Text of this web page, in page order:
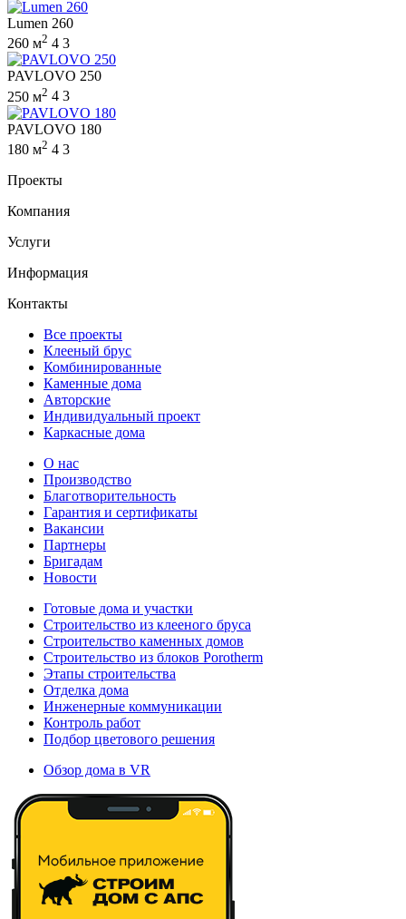
Lumen 260
260 м2 4 3
PAVLOVO 250
250 м2 4 3
PAVLOVO 180
180 м2 4 3
Проекты
Компания
Услуги
Информация
Контакты
Все проекты
Клееный брус
Комбинированные
Каменные дома
Авторские
Индивидуальный проект
Каркасные дома
О нас
Производство
Благотворительность
Гарантия и сертификаты
Вакансии
Партнеры
Бригадам
Новости
Готовые дома и участки
Строительство из клееного бруса
Строительство каменных домов
Строительство из блоков Porotherm
Этапы строительства
Отделка дома
Инженерные коммуникации
Контроль работ
Подбор цветового решения
Обзор дома в VR